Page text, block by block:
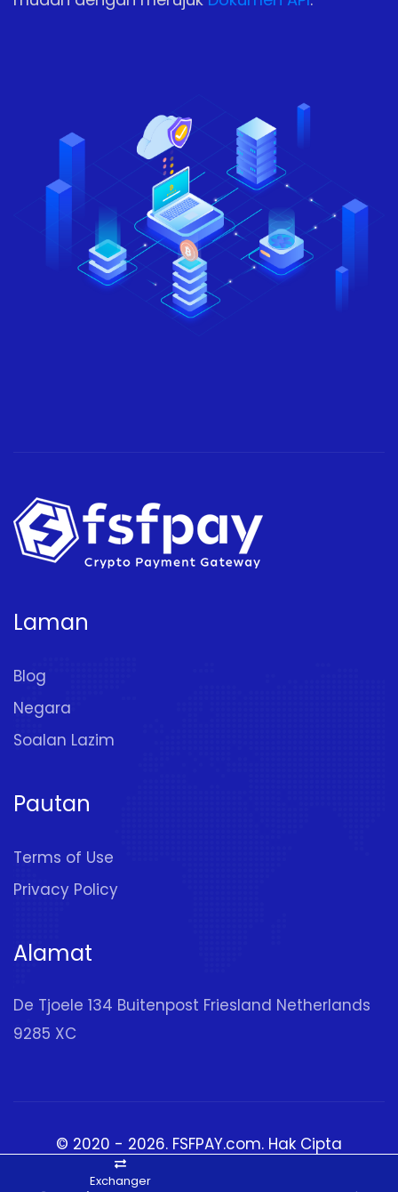
Laman
Blog
Negara
Soalan Lazim
Pautan
Terms of Use
Privacy Policy
Alamat
De Tjoele 134 Buitenpost Friesland Netherlands
9285 XC
© 2020 - 2026. FSFPAY.com. Hak Cipta
Exchanger